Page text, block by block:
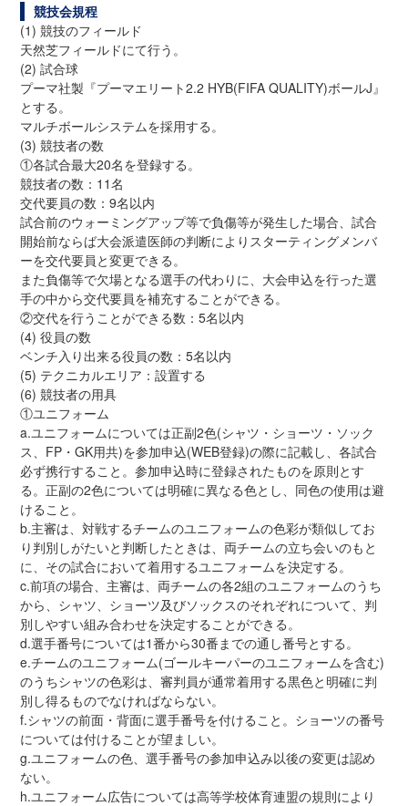
競技会規程
(1) 競技のフィールド
天然芝フィールドにて行う。
(2) 試合球
プーマ社製『プーマエリート2.2 HYB(FIFA QUALITY)ボールJ』
とする。
マルチボールシステムを採用する。
(3) 競技者の数
①各試合最大20名を登録する。
競技者の数：11名
交代要員の数：9名以内
試合前のウォーミングアップ等で負傷等が発生した場合、試合
開始前ならば大会派遣医師の判断によりスターティングメンバ
ーを交代要員と変更できる。
また負傷等で欠場となる選手の代わりに、大会申込を行った選
手の中から交代要員を補充することができる。
②交代を行うことができる数：5名以内
(4) 役員の数
ベンチ入り出来る役員の数：5名以内
(5) テクニカルエリア：設置する
(6) 競技者の用具
①ユニフォーム
a.ユニフォームについては正副2色(シャツ・ショーツ・ソック
ス、FP・GK用共)を参加申込(WEB登録)の際に記載し、各試合
必ず携行すること。参加申込時に登録されたものを原則とす
る。正副の2色については明確に異なる色とし、同色の使用は避
けること。
b.主審は、対戦するチームのユニフォームの色彩が類似してお
り判別しがたいと判断したときは、両チームの立ち会いのもと
に、その試合において着用するユニフォームを決定する。
c.前項の場合、主審は、両チームの各2組のユニフォームのうち
から、シャツ、ショーツ及びソックスのそれぞれについて、判
別しやすい組み合わせを決定することができる。
d.選手番号については1番から30番までの通し番号とする。
e.チームのユニフォーム(ゴールキーパーのユニフォームを含む)
のうちシャツの色彩は、審判員が通常着用する黒色と明確に判
別し得るものでなければならない。
f.シャツの前面・背面に選手番号を付けること。ショーツの番号
については付けることが望ましい。
g.ユニフォームの色、選手番号の参加申込み以後の変更は認め
ない。
h.ユニフォーム広告については高等学校体育連盟の規則により